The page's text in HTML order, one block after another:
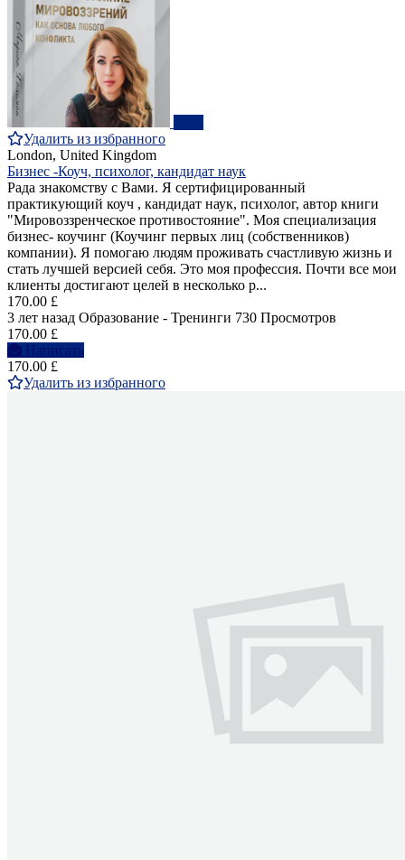
Удалить из избранного
London, United Kingdom
Бизнес -Коуч, психолог, кандидат наук
Рада знакомству с Вами. Я сертифицированный
практикующий коуч , кандидат наук, психолог, автор книги
"Мировоззренческое противостояние". Моя специализация
бизнес- коучинг (Коучинг первых лиц (собственников)
компании). Я помогаю людям проживать счастливую жизнь и
стать лучшей версией себя. Это моя профессия. Почти все мои
клиенты достигают целей в несколько р...
170.00 £
3 лет назад Образование - Тренинги 730 Просмотров
170.00 £
Написать
170.00 £
Удалить из избранного